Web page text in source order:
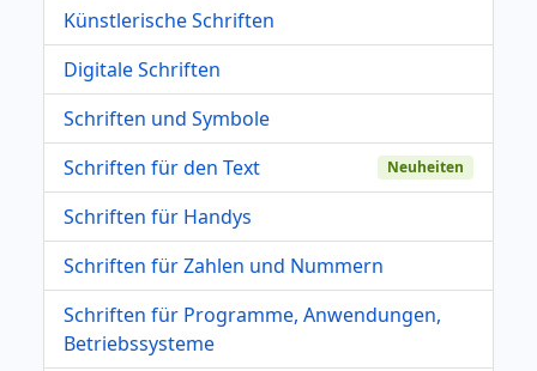
Künstlerische Schriften
Digitale Schriften
Schriften und Symbole
Schriften für den Text
Neuheiten
Schriften für Handys
Schriften für Zahlen und Nummern
Schriften für Programme, Anwendungen,
Betriebssysteme